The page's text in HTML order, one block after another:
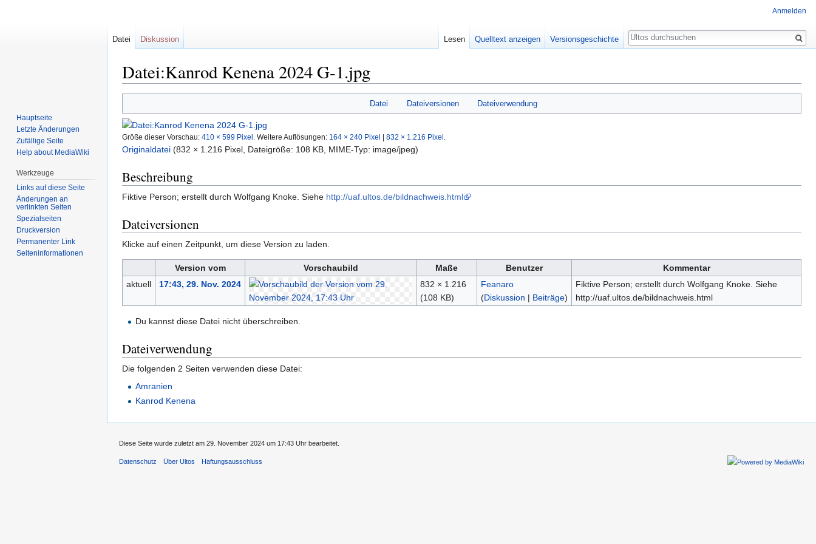
Datei:Kanrod Kenena 2024 G-1.jpg
Navigation
springen
Suche
springen
Datei Dateiversionen Dateiverwendung
Größe dieser Vorschau: 410 × 599 Pixel Weitere Auflösungen: 164 × 240 Pixel 832 × 1.216 Pixel
Originaldatei (832 × 1.216 Pixel, Dateigröße: 108 KB, MIME-Typ: image/jpeg)
Beschreibung
Fiktive Person; erstellt durch Wolfgang Knoke. Siehe http://uaf.ultos.de/bildnachweis.html
Dateiversionen
Klicke auf einen Zeitpunkt, um diese Version zu laden.
Version vom Vorschaubild Maße Benutzer
Kommentar
aktuell
17:43, 29. Nov. 2024
832 × 1.216
(108 KB)
Feanaro
(Diskussion | Beiträge)
Fiktive Person; erstellt durch Wolfgang Knoke. Siehe
http://uaf.ultos.de/bildnachweis.html
Du kannst diese Datei nicht überschreiben.
Dateiverwendung
Die folgenden 2 Seiten verwenden diese Datei:
Amranien
Kanrod Kenena
Anmelden
Datei Diskussion Lesen Quelltext anzeigen Versionsgeschichte
Suche
Hauptseite
Letzte Änderungen
Zufällige Seite
Help about MediaWiki
Werkzeuge
Links auf diese Seite
Änderungen an
verlinkten Seiten
Spezialseiten
Druckversion
Permanenter Link
Seiten­informationen
Diese Seite wurde zuletzt am 29. November 2024 um 17:43 Uhr bearbeitet.
Datenschutz Über Ultos Haftungsausschluss